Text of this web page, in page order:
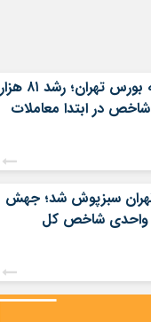
شوک به بورس تهران؛ رشد ۸۱ هزار
در ابتدا معاملات
سبزپوش شد؛ جهش